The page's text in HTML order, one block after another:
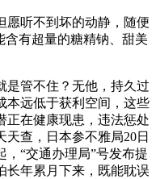
听不到坏的动静，随便
含有超量的糖精钠、甜美
管不住？无他，持久过
本远低于获利空间，这些
正在健康现患，违法惩处
查，日本参不雅局20日
“交通办理局”号发布提
长年累月下来，既能耽误